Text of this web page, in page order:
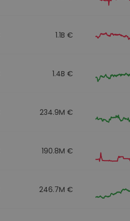
1.1B €
1.4B €
234.9M €
190.8M €
246.7M €